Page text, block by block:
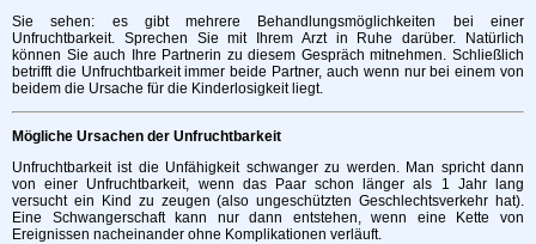
Sie sehen: es gibt mehrere Behandlungsmöglichkeiten bei einer
Unfruchtbarkeit. Sprechen Sie mit Ihrem Arzt in Ruhe darüber. Natürlich
können Sie auch Ihre Partnerin zu diesem Gespräch mitnehmen. Schließlich
betrifft die Unfruchtbarkeit immer beide Partner, auch wenn nur bei einem von
beidem die Ursache für die Kinderlosigkeit liegt.
Mögliche Ursachen der Unfruchtbarkeit
Unfruchtbarkeit ist die Unfähigkeit schwanger zu werden. Man spricht dann
von einer Unfruchtbarkeit, wenn das Paar schon länger als 1 Jahr lang
versucht ein Kind zu zeugen (also ungeschützten Geschlechtsverkehr hat).
Eine Schwangerschaft kann nur dann entstehen, wenn eine Kette von
Ereignissen nacheinander ohne Komplikationen verläuft.